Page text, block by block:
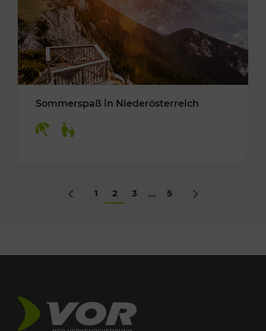
Sommerspaß in Niederösterreich
Zurück
1 2 3 ... 5 Nächstes